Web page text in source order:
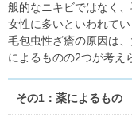
般的なニキビではなく
女性に多いといわれてい
毛包虫性ざ瘡の原因は
によるものの2つが考え
その1：薬によるもの